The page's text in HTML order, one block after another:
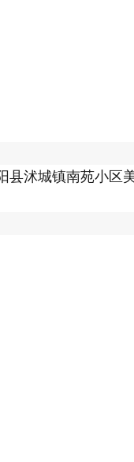
县沭城镇南苑小区